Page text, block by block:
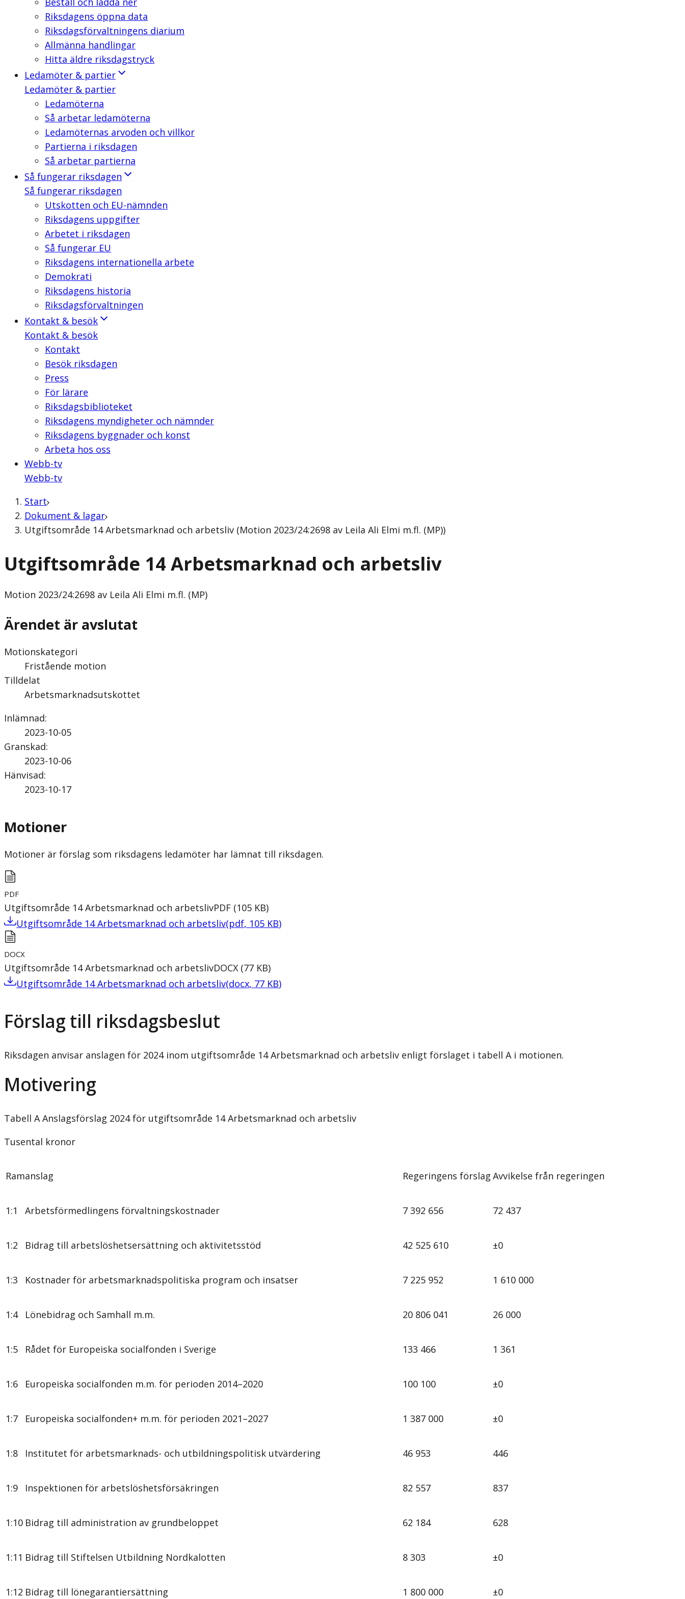
Riksdagens öppna data
Riksdagsförvaltningens diarium
Allmänna handlingar
Hitta äldre riksdagstryck
Ledamöter & partier
Ledamöter & partier
Ledamöterna
Så arbetar ledamöterna
Ledamöternas arvoden och villkor
Partierna i riksdagen
Så arbetar partierna
Så fungerar riksdagen
Så fungerar riksdagen
Utskotten och EU-nämnden
Riksdagens uppgifter
Arbetet i riksdagen
Så fungerar EU
Riksdagens internationella arbete
Demokrati
Riksdagens historia
Riksdagsförvaltningen
Kontakt & besök
Kontakt & besök
Kontakt
Besök riksdagen
Press
För lärare
Riksdagsbiblioteket
Riksdagens myndigheter och nämnder
Riksdagens byggnader och konst
Arbeta hos oss
Webb-tv
Webb-tv
Start
Dokument & lagar
Utgiftsområde 14 Arbetsmarknad och arbetsliv (Motion 2023/24:2698 av Leila Ali Elmi m.fl. (MP))
Utgiftsområde 14 Arbetsmarknad och arbetsliv
Motion 2023/24:2698 av Leila Ali Elmi m.fl. (MP)
Ärendet är avslutat
Motionskategori
Fristående motion
Tilldelat
Arbetsmarknadsutskottet
Inlämnad:
2023-10-05
Granskad:
2023-10-06
Hänvisad:
2023-10-17
Motioner
Motioner är förslag som riksdagens ledamöter har lämnat till riksdagen.
PDF
Utgiftsområde 14 Arbetsmarknad och arbetslivPDF (105 KB)
Utgiftsområde 14 Arbetsmarknad och arbetsliv(pdf, 105 KB)
DOCX
Utgiftsområde 14 Arbetsmarknad och arbetslivDOCX (77 KB)
Utgiftsområde 14 Arbetsmarknad och arbetsliv(docx, 77 KB)
Förslag till riksdagsbeslut
Riksdagen anvisar anslagen för 2024 inom utgiftsområde 14 Arbetsmarknad och arbetsliv enligt förslaget i tabell A i motionen.
Motivering
Tabell A Anslagsförslag 2024 för utgiftsområde 14 Arbetsmarknad och arbetsliv
Tusental kronor
Ramanslag Regeringens förslag Avvikelse från regeringen
1:1 Arbetsförmedlingens förvaltningskostnader 7 392 656 72 437
1:2 Bidrag till arbetslöshetsersättning och aktivitetsstöd 42 525 610 ±0
1:3 Kostnader för arbetsmarknadspolitiska program och insatser 7 225 952 1 610 000
1:4 Lönebidrag och Samhall m.m. 20 806 041 26 000
1:5 Rådet för Europeiska socialfonden i Sverige 133 466 1 361
1:6 Europeiska socialfonden m.m. för perioden 2014–2020 100 100 ±0
1:7 Europeiska socialfonden+ m.m. för perioden 2021–2027 1 387 000 ±0
1:8 Institutet för arbetsmarknads- och utbildningspolitisk utvärdering 46 953 446
1:9 Inspektionen för arbetslöshetsförsäkringen 82 557 837
1:10 Bidrag till administration av grundbeloppet 62 184 628
1:11 Bidrag till Stiftelsen Utbildning Nordkalotten 8 303 ±0
1:12 Bidrag till lönegarantiersättning 1 800 000 ±0